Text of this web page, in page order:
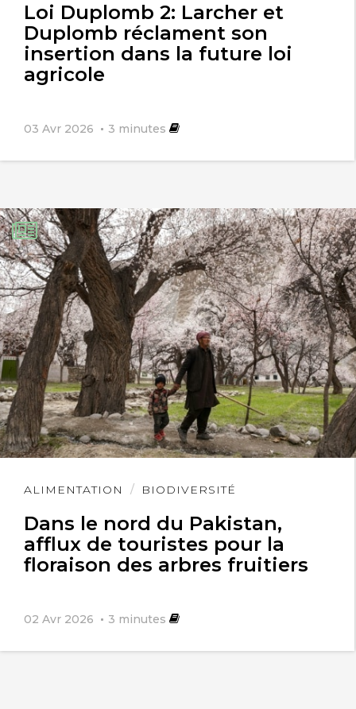
Loi Duplomb 2: Larcher et
Duplomb réclament son
insertion dans la future loi
agricole
03 Avr 2026 3 minutes
ALIMENTATION BIODIVERSITÉ
Dans le nord du Pakistan,
afflux de touristes pour la
floraison des arbres fruitiers
02 Avr 2026 3 minutes
Lire